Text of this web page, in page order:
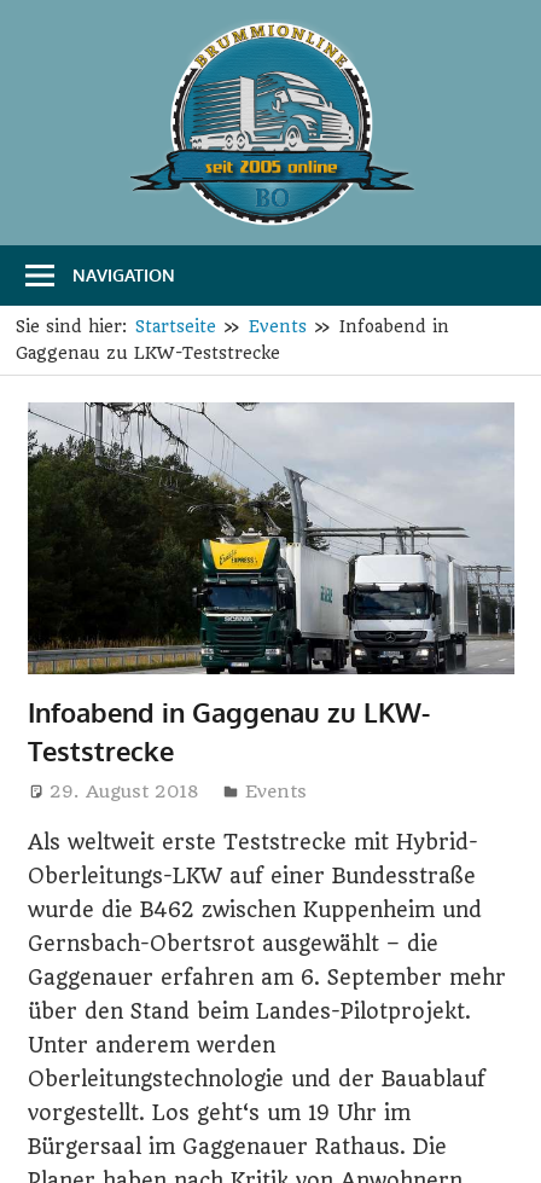
B
r
u
m
m
i
O
n
l
i
n
e
Das
Portal
für
Transport
und
NAVIGATION
Sie sind hier: Startseite Events
Infoabend in
Gaggenau zu LKW-Teststrecke
Infoabend in Gaggenau zu LKW-
Teststrecke
29. August 2018 Harry
Events
Als weltweit erste Teststrecke mit Hybrid-
Oberleitungs-LKW auf einer Bundesstraße
wurde die B462 zwischen Kuppenheim und
Gernsbach-Obertsrot ausgewählt – die
Gaggenauer erfahren am 6. September mehr
über den Stand beim Landes-Pilotprojekt.
Unter anderem werden
Oberleitungstechnologie und der Bauablauf
vorgestellt. Los geht‘s um 19 Uhr im
Bürgersaal im Gaggenauer Rathaus. Die